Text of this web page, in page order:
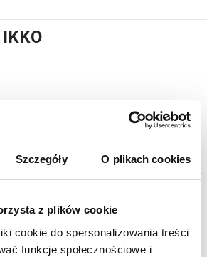
Szczegóły O plikach cookies
z plików cookie
cookie do spersonalizowania treści
funkcje społecznościowe i
x 100 cm